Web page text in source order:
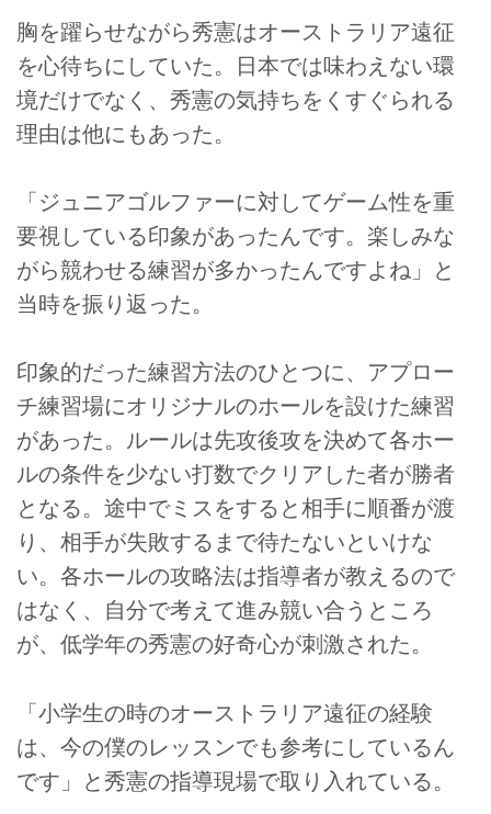
胸を躍らせながら秀憲はオーストラリア遠征
を心待ちにしていた。日本では味わえない環
境だけでなく、秀憲の気持ちをくすぐられる
理由は他にもあった。
「ジュニアゴルファーに対してゲーム性を重
要視している印象があったんです。楽しみな
がら競わせる練習が多かったんですよね」と
当時を振り返った。
印象的だった練習方法のひとつに、アプロー
チ練習場にオリジナルのホールを設けた練習
があった。ルールは先攻後攻を決めて各ホー
ルの条件を少ない打数でクリアした者が勝者
となる。途中でミスをすると相手に順番が渡
り、相手が失敗するまで待たないといけな
い。各ホールの攻略法は指導者が教えるので
はなく、自分で考えて進み競い合うところ
が、低学年の秀憲の好奇心が刺激された。
「小学生の時のオーストラリア遠征の経験
は、今の僕のレッスンでも参考にしているん
です」と秀憲の指導現場で取り入れている。